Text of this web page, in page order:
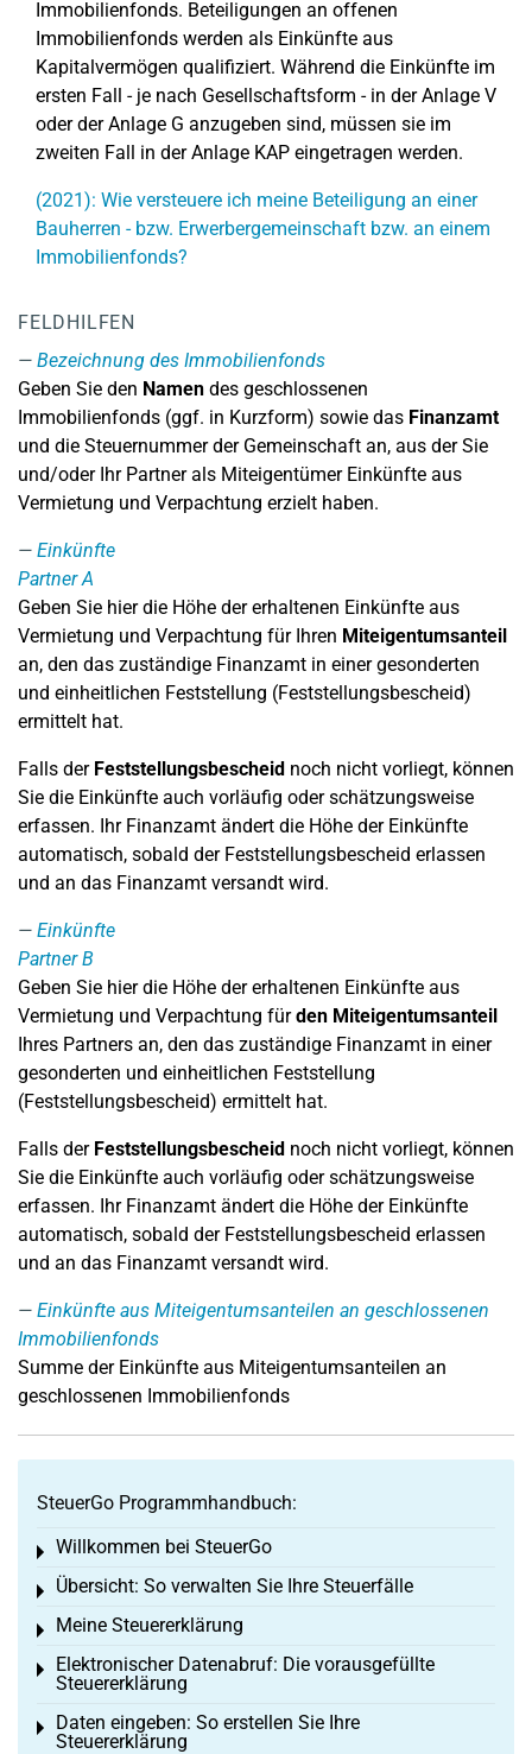
Immobilienfonds. Beteiligungen an offenen
Immobilienfonds werden als Einkünfte aus
Kapitalvermögen qualifiziert. Während die Einkünfte im
ersten Fall - je nach Gesellschaftsform - in der Anlage V
oder der Anlage G anzugeben sind, müssen sie im
zweiten Fall in der Anlage KAP eingetragen werden.
(2021): Wie versteuere ich meine Beteiligung an einer
Bauherren - bzw. Erwerbergemeinschaft bzw. an einem
Immobilienfonds?
FELDHILFEN
Bezeichnung des Immobilienfonds
Geben Sie den Namen des geschlossenen
Immobilienfonds (ggf. in Kurzform) sowie das Finanzamt
und die Steuernummer der Gemeinschaft an, aus der Sie
und/oder Ihr Partner als Miteigentümer Einkünfte aus
Vermietung und Verpachtung erzielt haben.
Einkünfte
Partner A
Geben Sie hier die Höhe der erhaltenen Einkünfte aus
Vermietung und Verpachtung für Ihren Miteigentumsanteil
an, den das zuständige Finanzamt in einer gesonderten
und einheitlichen Feststellung (Feststellungsbescheid)
ermittelt hat.
Falls der Feststellungsbescheid noch nicht vorliegt, können
Sie die Einkünfte auch vorläufig oder schätzungsweise
erfassen. Ihr Finanzamt ändert die Höhe der Einkünfte
automatisch, sobald der Feststellungsbescheid erlassen
und an das Finanzamt versandt wird.
Einkünfte
Partner B
Geben Sie hier die Höhe der erhaltenen Einkünfte aus
Vermietung und Verpachtung fürden Miteigentumsanteil
Ihres Partners an, den das zuständige Finanzamt in einer
gesonderten und einheitlichen Feststellung
(Feststellungsbescheid) ermittelt hat.
Falls der Feststellungsbescheid noch nicht vorliegt, können
Sie die Einkünfte auch vorläufig oder schätzungsweise
erfassen. Ihr Finanzamt ändert die Höhe der Einkünfte
automatisch, sobald der Feststellungsbescheid erlassen
und an das Finanzamt versandt wird.
Einkünfte aus Miteigentumsanteilen an geschlossenen
Immobilienfonds
Summe der Einkünfte aus Miteigentumsanteilen an
geschlossenen Immobilienfonds
SteuerGo Programmhandbuch:
Willkommen bei SteuerGo
Toggle menu
Übersicht: So verwalten Sie Ihre Steuerfälle
Toggle menu
Meine Steuererklärung
Toggle menu
Elektronischer Datenabruf: Die vorausgefüllte
Steuererklärung
Toggle menu
Daten eingeben: So erstellen Sie Ihre
Steuererklärung
Toggle menu